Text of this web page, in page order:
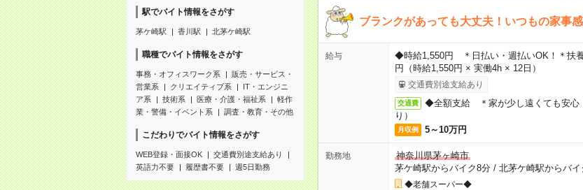
駅でバイト情報をさがす
茅ケ崎駅 香川駅 北茅ケ崎駅
職種でバイト情報をさがす
事務・オフィスワーク系
販売・サービス・
営業系
クリエイティブ系
IT・エンジニ
ア系
技術系 医療・介護・福祉系
軽作
業・警備・イベント系
調査・教育・その他
こだわりでバイト情報をさがす
WEB登録・面接OK
交通費別途支給あり
英語力不要
履歴書不要 週5日勤務
ブランクがあっても大丈夫！いつもの家事
給与
◆時給1,550円 ＊日払い・週払いOK！＊扶
円（時給1,550円 × 実働4h × 12日）
交通費別途支給あり
交通費
◆全額支給 ＊家が少し遠くても安心
り）
月収例 5～10万円
勤務地
神奈川県茅ヶ崎市
茅ケ崎駅からバイク8分/ 北茅ケ崎駅からバイ
◆老舗スーパー◆